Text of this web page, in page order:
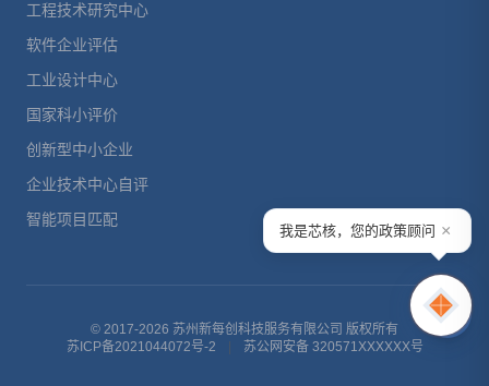
工程技术研究中心
软件企业评估
工业设计中心
国家科小评价
创新型中小企业
企业技术中心自评
智能项目匹配
© 2017-2026 苏州新每创科技服务有限公司 版权所有
苏ICP备2021044072号-2
苏公网安备 320571XXXXXX号
我是芯核，您的政策顾问 ×